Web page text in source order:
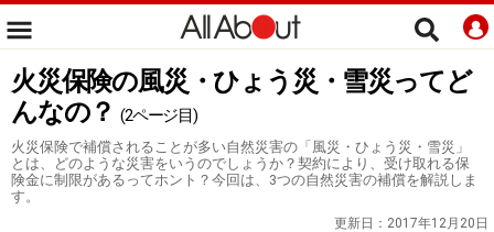
火災保険の風災・ひょう災・雪災ってど
んなの？ (2ページ目)
火災保険で補償されることが多い自然災害の「風災・ひょう災・雪災」
とは、どのような災害をいうのでしょうか？契約により、受け取れる保
険金に制限があるってホント？今回は、3つの自然災害の補償を解説しま
す。
更新日： 2017年12月20日